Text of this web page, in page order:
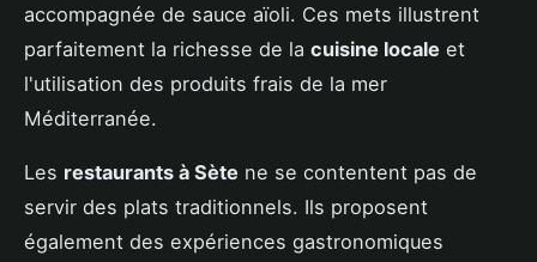
accompagnée de sauce aïoli. Ces mets illustrent
parfaitement la richesse de la cuisine locale et
l'utilisation des produits frais de la mer
Méditerranée.
Les restaurants à Sète ne se contentent pas de
servir des plats traditionnels. Ils proposent
également des expériences gastronomiques